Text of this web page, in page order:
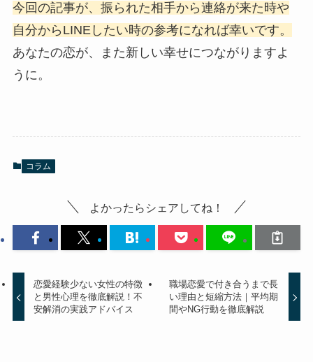
今回の記事が、振られた相手から連絡が来た時や
自分からLINEしたい時の参考になれば幸いです。
あなたの恋が、また新しい幸せにつながりますよ
うに。
コラム
よかったらシェアしてね！
恋愛経験少ない女性の特徴
と男性心理を徹底解説！不
安解消の実践アドバイス
職場恋愛で付き合うまで長
い理由と短縮方法｜平均期
間やNG行動を徹底解説